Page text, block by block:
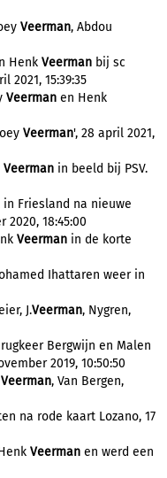
Veerman, Abdou
Henk Veerman bij sc
2021, 15:39:35
Veerman en Henk
Veerman', 28 april 2021,
Veerman in beeld bij PSV.
Friesland na nieuwe
18:45:00
Veerman in de korte
Ihattaren weer in
J.Veerman, Nygren,
Bergwijn en Malen
2019, 10:50:50
Veerman, Van Bergen,
na rode kaart Lozano, 17
Veerman en werd een